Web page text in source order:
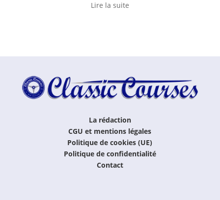
Lire la suite
La rédaction
CGU et mentions légales
Politique de cookies (UE)
Politique de confidentialité
Contact